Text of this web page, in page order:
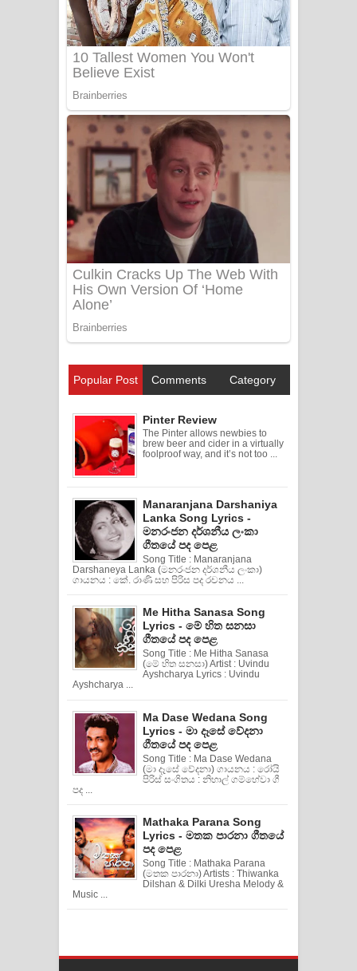
Popular Post Comments Category
Pinter Review
The Pinter allows newbies to
brew beer and cider in a virtually
foolproof way, and it’s not too ...
Manaranjana Darshaniya
Lanka Song Lyrics -
මනරංජන දර්ශනීය ලංකා
ගීතයේ පද පෙළ
Song Title : Manaranjana
Darshaneya Lanka (මනරංජන දර්ශනීය ලංකා)
ගායනය : කේ. රාණි සහ පිරිස පද රචනය ...
Me Hitha Sanasa Song
Lyrics - මේ හිත සනසා
ගීතයේ පද පෙළ
Song Title : Me Hitha Sanasa
(මේ හිත සනසා) Artist : Uvindu
Ayshcharya Lyrics : Uvindu
Ayshcharya ...
Ma Dase Wedana Song
Lyrics - මා දෑසේ වේදනා
ගීතයේ පද පෙළ
Song Title : Ma Dase Wedana
(මා දෑසේ වේදනා) ගායනය : රෝයි
පිරිස් සංගිතය : නිහාල් ගම්හේවා ගී
පද ...
Mathaka Parana Song
Lyrics - මතක පාරනා ගීතයේ
පද පෙළ
Song Title : Mathaka Parana
(මතක පාරනා) Artists : Thiwanka
Dilshan & Dilki Uresha Melody &
Music ...